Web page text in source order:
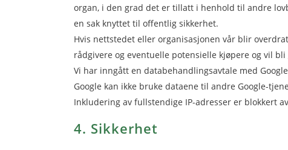
organ, i den grad det er tillatt i henhold til andre
en sak knyttet til offentlig sikkerhet.
Hvis nettstedet eller organisasjonen vår blir
rådgivere og eventuelle potensielle kjøpere og vil
Vi har inngått en databehandlingsavtale med
Google kan ikke bruke dataene til andre Google-
Inkludering av fullstendige IP-adresser er blokkert
4. Sikkerhet